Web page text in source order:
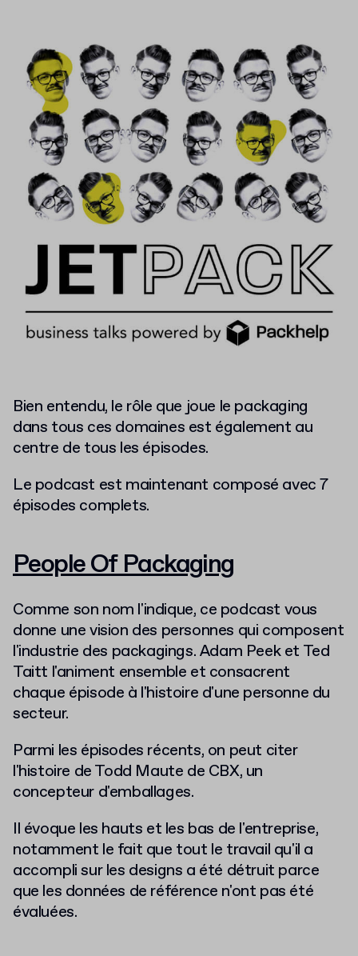
Bien entendu, le rôle que joue le packaging
dans tous ces domaines est également au
centre de tous les épisodes.
Le podcast est maintenant composé avec 7
épisodes complets.
People Of Packaging
Comme son nom l'indique, ce podcast vous
donne une vision des personnes qui composent
l'industrie des packagings. Adam Peek et Ted
Taitt l'animent ensemble et consacrent
chaque épisode à l'histoire d'une personne du
secteur.
Parmi les épisodes récents, on peut citer
l'histoire de Todd Maute de CBX, un
concepteur d'emballages.
Il évoque les hauts et les bas de l'entreprise,
notamment le fait que tout le travail qu'il a
accompli sur les designs a été détruit parce
que les données de référence n'ont pas été
évaluées.